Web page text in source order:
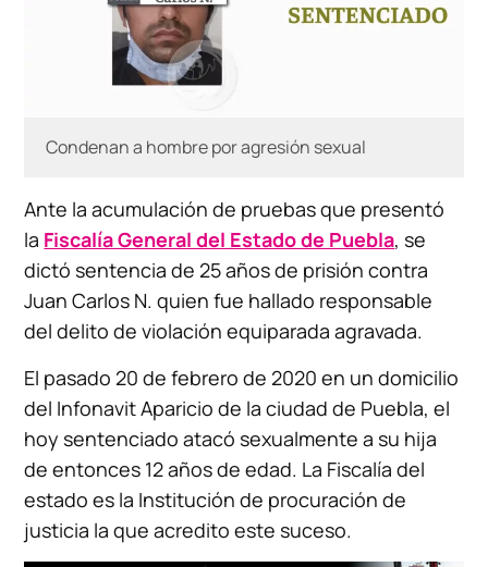
Condenan a hombre por agresión sexual
Ante la acumulación de pruebas que presentó
la Fiscalía General del Estado de Puebla, se
dictó sentencia de 25 años de prisión contra
Juan Carlos N. quien fue hallado responsable
del delito de violación equiparada agravada.
El pasado 20 de febrero de 2020 en un domicilio
del Infonavit Aparicio de la ciudad de Puebla, el
hoy sentenciado atacó sexualmente a su hija
de entonces 12 años de edad. La Fiscalía del
estado es la Institución de procuración de
justicia la que acredito este suceso.